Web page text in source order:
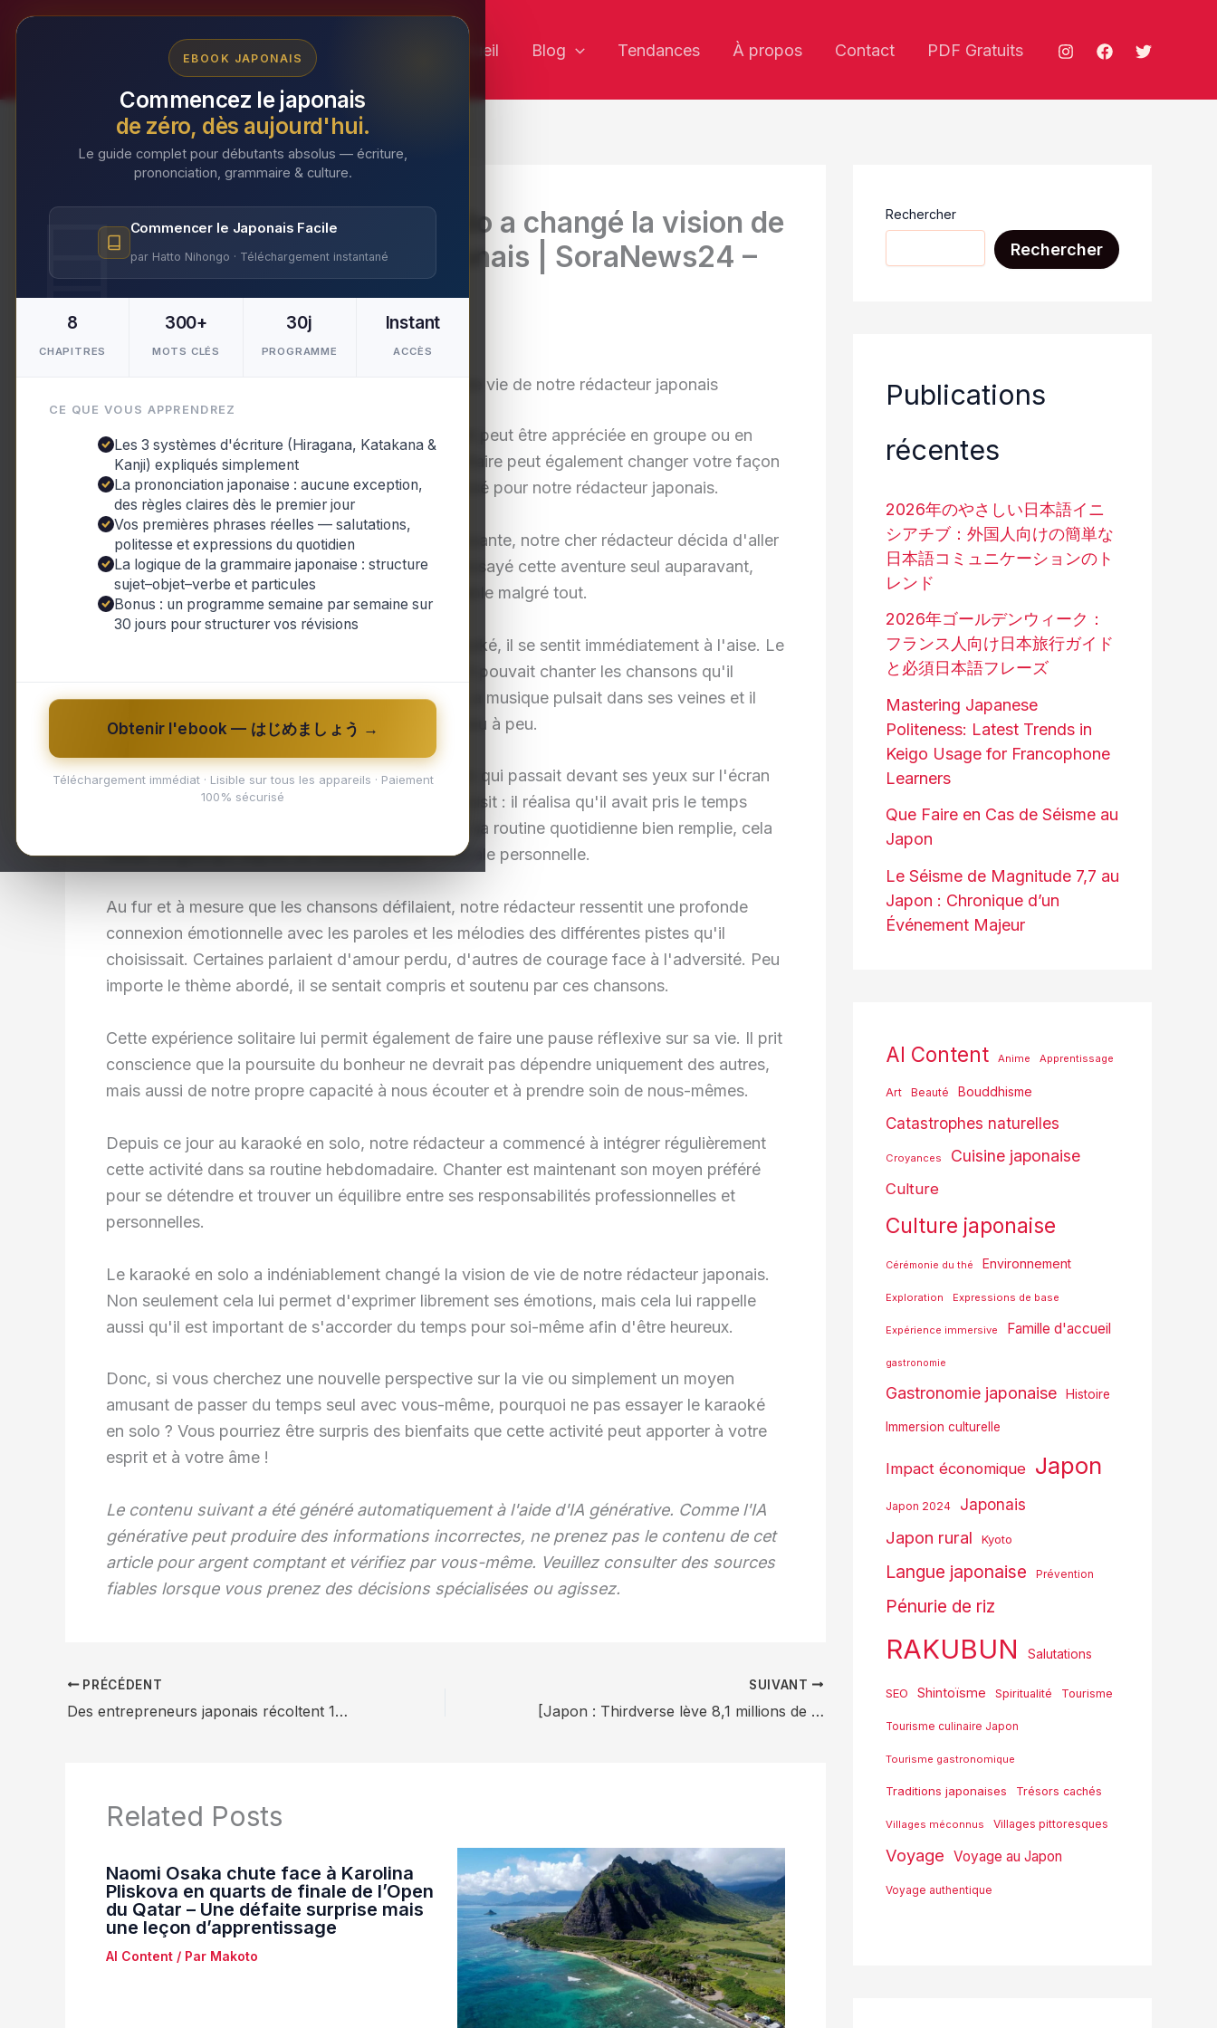
EBOOK JAPONAIS
Commencez le japonais
de zéro, dès aujourd'hui.
Le guide complet pour débutants absolus — écriture,
prononciation, grammaire & culture.
Commencer le Japonais Facile
par Hatto Nihongo · Téléchargement instantané
8
CHAPITRES
300+
MOTS CLÉS
30j
PROGRAMME
Instant
ACCÈS
CE QUE VOUS APPRENDREZ
Les 3 systèmes d'écriture (Hiragana, Katakana &
Kanji) expliqués simplement
La prononciation japonaise : aucune exception,
des règles claires dès le premier jour
Vos premières phrases réelles — salutations,
politesse et expressions du quotidien
La logique de la grammaire japonaise : structure
sujet–objet–verbe et particules
Bonus : un programme semaine par semaine sur
30 jours pour structurer vos révisions
Obtenir l'ebook — はじめましょう →
Téléchargement immédiat · Lisible sur tous les appareils · Paiement
100% sécurisé
Aller
au
Accueil Blog Tendances À propos Contact PDF Gratuits
Comment le karaoké en solo a changé la vision de
vie de notre rédacteur japonais | SoraNews24 –
Nouvelles du Japon
Makoto/17 février 2024
Comment le karaoké en solo a changé la vision de vie de notre rédacteur japonais
Le karaoké est une activité populaire au Japon et peut être appréciée en groupe ou en
solo. Mais saviez-vous que cette expérience solitaire peut également changer votre façon
de voir la vie ? C'est exactement ce qui s'est passé pour notre rédacteur japonais.
Un jour, après une longue journée de travail stressante, notre cher rédacteur décida d'aller
dans un karaoké par lui-même. Il n'avait jamais essayé cette aventure seul auparavant,
mais il était déterminé à passer un moment agréable malgré tout.
Une fois arrivé dans la petite salle privée du karaoké, il se sentit immédiatement à l'aise. Le
fait d'être seul lui donna une liberté incroyable - il pouvait chanter les chansons qu'il
voulait sans avoir peur du jugement des autres. La musique pulsait dans ses veines et il
commença à sentir toute sa tension disparaître peu à peu.
Alors qu'il chantait avec passion chaque chanson qui passait devant ses yeux sur l'écran
télévisuel, quelque chose de merveilleux se produisit : il réalisa qu'il avait pris le temps
nécessaire pour prendre soin de lui-même. Dans sa routine quotidienne bien remplie, cela
faisait longtemps depuis sa dernière pause musicale personnelle.
Au fur et à mesure que les chansons défilaient, notre rédacteur ressentit une profonde
connexion émotionnelle avec les paroles et les mélodies des différentes pistes qu'il
choisissait. Certaines parlaient d'amour perdu, d'autres de courage face à l'adversité. Peu
importe le thème abordé, il se sentait compris et soutenu par ces chansons.
Cette expérience solitaire lui permit également de faire une pause réflexive sur sa vie. Il prit
conscience que la poursuite du bonheur ne devrait pas dépendre uniquement des autres,
mais aussi de notre propre capacité à nous écouter et à prendre soin de nous-mêmes.
Depuis ce jour au karaoké en solo, notre rédacteur a commencé à intégrer régulièrement
cette activité dans sa routine hebdomadaire. Chanter est maintenant son moyen préféré
pour se détendre et trouver un équilibre entre ses responsabilités professionnelles et
personnelles.
Le karaoké en solo a indéniablement changé la vision de vie de notre rédacteur japonais.
Non seulement cela lui permet d'exprimer librement ses émotions, mais cela lui rappelle
aussi qu'il est important de s'accorder du temps pour soi-même afin d'être heureux.
Donc, si vous cherchez une nouvelle perspective sur la vie ou simplement un moyen
amusant de passer du temps seul avec vous-même, pourquoi ne pas essayer le karaoké
en solo ? Vous pourriez être surpris des bienfaits que cette activité peut apporter à votre
esprit et à votre âme !
Le contenu suivant a été généré automatiquement à l'aide d'IA générative. Comme l'IA
générative peut produire des informations incorrectes, ne prenez pas le contenu de cet
article pour argent comptant et vérifiez par vous-même. Veuillez consulter des sources
fiables lorsque vous prenez des décisions spécialisées ou agissez.
PRÉCÉDENT
Des entrepreneurs japonais récoltent 13 millions de dollars pour lancer le projet Izumo VTuber : une incroyable aventure digitale qui va vous épater !
SUIVANT
[Japon : Thirdverse lève 8,1 millions de dollars pour se concentrer sur le développement de titres de jeux VR et blockchain – BRIDGE] Découvrez comment cette entreprise révolutionne l’industrie du jeu !
Related Posts
Naomi Osaka chute face à Karolina
Pliskova en quarts de finale de l’Open
du Qatar – Une défaite surprise mais
une leçon d’apprentissage
AI Content / Par Makoto
Rechercher
Rechercher
Publications
récentes
2026年のやさしい日本語イニ
シアチブ：外国人向けの簡単な
日本語コミュニケーションのト
レンド
2026年ゴールデンウィーク：
フランス人向け日本旅行ガイド
と必須日本語フレーズ
Mastering Japanese
Politeness: Latest Trends in
Keigo Usage for Francophone
Learners
Que Faire en Cas de Séisme au
Japon
Le Séisme de Magnitude 7,7 au
Japon : Chronique d’un
Événement Majeur
AI Content Anime Apprentissage
Art Beauté Bouddhisme
Catastrophes naturelles
Croyances Cuisine japonaise
Culture
Culture japonaise
Cérémonie du thé Environnement
Exploration Expressions de base
Expérience immersive Famille d'accueil
gastronomie
Gastronomie japonaise Histoire
Immersion culturelle
Impact économique Japon
Japon 2024 Japonais
Japon rural Kyoto
Langue japonaise Prévention
Pénurie de riz
RAKUBUN Salutations
SEO Shintoïsme Spiritualité Tourisme
Tourisme culinaire Japon
Tourisme gastronomique
Traditions japonaises Trésors cachés
Villages méconnus Villages pittoresques
Voyage Voyage au Japon
Voyage authentique